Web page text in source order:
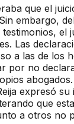
que el
embargo,
el
Las
a las de los
por no
expresó
que
a otros no